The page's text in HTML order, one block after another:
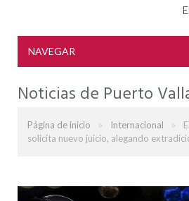
NAVEGAR
Noticias de Puerto
Página de inicio » Internacional »
solicita nuevo juicio, alegando